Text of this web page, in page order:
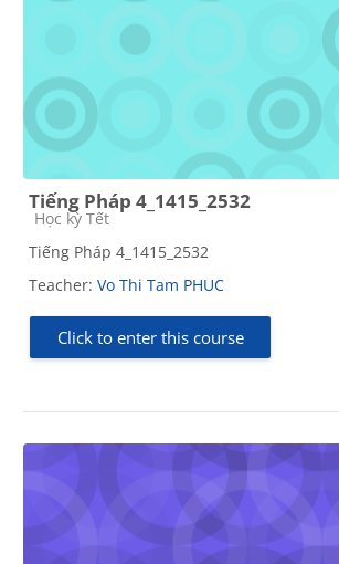
Tiếng Pháp 4_1415_2532
Course category
Học kỳ Tết
Tiếng Pháp 4_1415_2532
Teacher: Vo Thi Tam PHUC
Click to enter this course